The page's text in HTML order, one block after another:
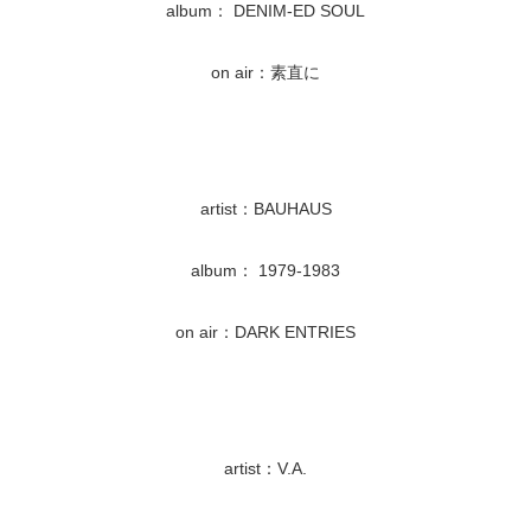
album： DENIM-ED SOUL
on air：素直に
artist：BAUHAUS
album： 1979-1983
on air：DARK ENTRIES
artist：V.A.